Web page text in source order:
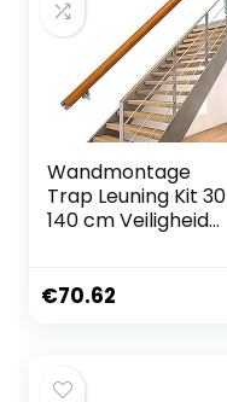
Wandmontage
Trap Leuning Kit 30
140 cm Veiligheid
gehandicapten
Installatie
€70.62